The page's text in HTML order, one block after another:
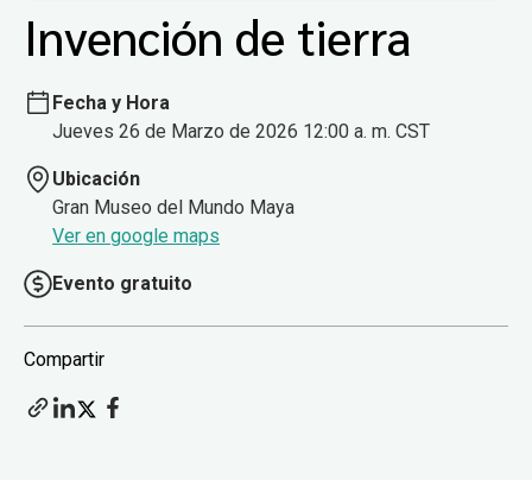
Invención de tierra
Fecha y Hora
Jueves 26 de Marzo de 2026 12:00 a. m. CST
Ubicación
Gran Museo del Mundo Maya
Ver en google maps
Evento gratuito
Compartir